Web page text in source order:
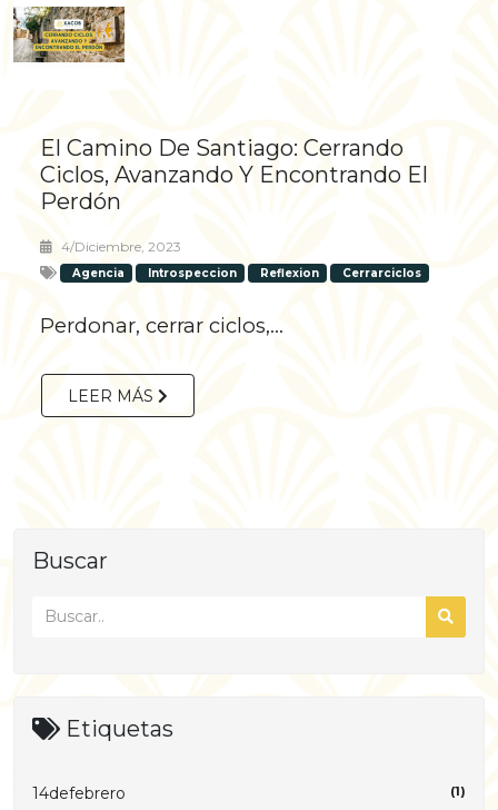
El Camino De Santiago: Cerrando
Ciclos, Avanzando Y Encontrando El
Perdón
4/diciembre, 2023
Agencia Introspeccion Reflexion Cerrarciclos
Perdonar, cerrar ciclos,...
LEER MÁS
Buscar
Etiquetas
14defebrero (1)